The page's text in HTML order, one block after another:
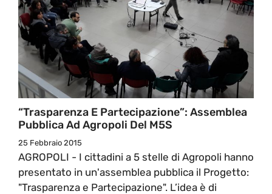
“Trasparenza E Partecipazione”: Assemblea
Pubblica Ad Agropoli Del M5S
25 Febbraio 2015
AGROPOLI - I cittadini a 5 stelle di Agropoli hanno
presentato in un'assemblea pubblica il Progetto:
"Trasparenza e Partecipazione". L’idea è di